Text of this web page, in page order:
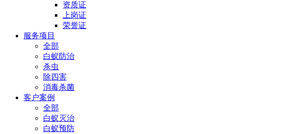
资质证
上岗证
荣誉证
服务项目
全部
白蚁防治
杀虫
除四害
消毒杀菌
客户案例
全部
白蚁灭治
白蚁预防